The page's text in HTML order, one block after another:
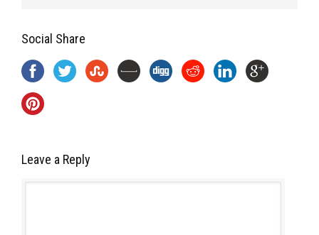
Social Share
Leave a Reply